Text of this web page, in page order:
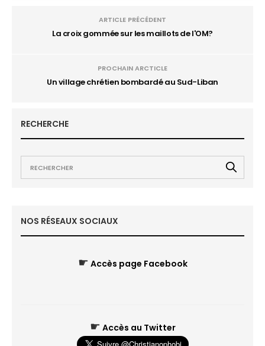
ARTICLE PRÉCÉDENT
La croix gommée sur les maillots de l'OM?
PROCHAIN ARCTICLE
Un village chrétien bombardé au Sud-Liban
RECHERCHE
NOS RÉSEAUX SOCIAUX
☛ Accès page Facebook
☛ Accès au Twitter